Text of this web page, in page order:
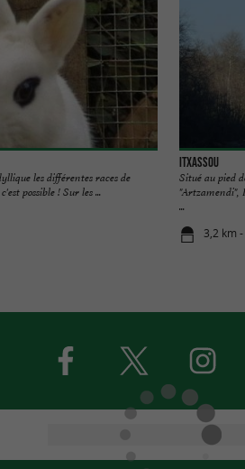
les différentes races de
possible ! Sur les ...
ITXASSOU
Situé au pied
"Artzamendi",
...
3,2 km